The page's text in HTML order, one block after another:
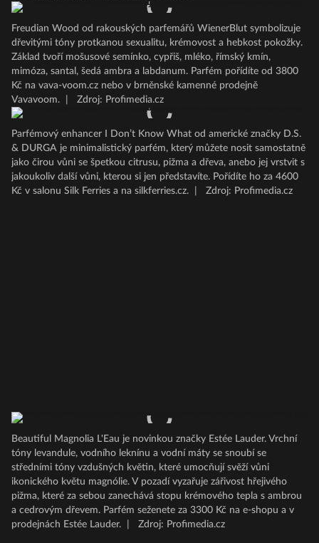
Freudian Wood od rakouských parfemářů WienerBlut symbolizuje
dřevitými tóny protkanou sexualitu, krémovost a hebkost pokožky.
Základ tvoří mošusové semínko, cypřiš, mléko, římský kmín,
mimóza, santal, šedá ambra a labdanum. Parfém pořídíte od 3800
Kč na vava-voom.cz nebo v brněnské kamenné prodejně
Vavavoom.
Zdroj: Profimedia.cz
Parfémový enhancer I Don’t Know What od americké značky D.S.
& DURGA je minimalistický parfém, který můžete nosit samostatně
jako čirou vůni se špetkou citrusu, pižma a dřeva, anebo jej vrstvit s
jakoukoliv další vůni, kterou si jen představíte. Pořídíte ho za 4600
Kč v salonu Silk Ferries a na silkferries.cz.
Zdroj: Profimedia.cz
Beautiful Magnolia L'Eau je novinkou značky Estée Lauder. Vrchní
tóny levandule, vodního leknínu a vodní máty se snoubí se
středními tóny vzdušných květin, které umocňují svěží vůni
ikonického květu magnólie. V pozadí vyzařuje zářivost hřejivého
pižma, které za sebou zanechává stopu krémového tepla s ambrou
a cedrovým dřevem. Parfém seženete za 3300 Kč na e-shopu a v
prodejnách Estée Lauder.
Zdroj: Profimedia.cz